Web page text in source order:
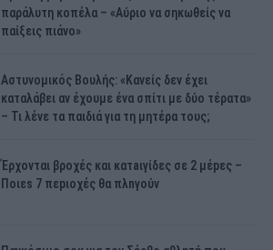
παράλυτη κοπέλα – «Αύριο να σηκωθείς να
παίξεις πιάνο»
Αστυνομικός Bουλής: «Κανείς δεν έχει
καταλάβει αν έχουμε ένα σπίτι με δύο τέρατα»
– Τι λένε τα παιδιά για τη μητέρα τους;
Έρχονται βροχές και κατaιγίδες σε 2 μέpες –
Ποιεs 7 πεpιοχές θα πλnγούν